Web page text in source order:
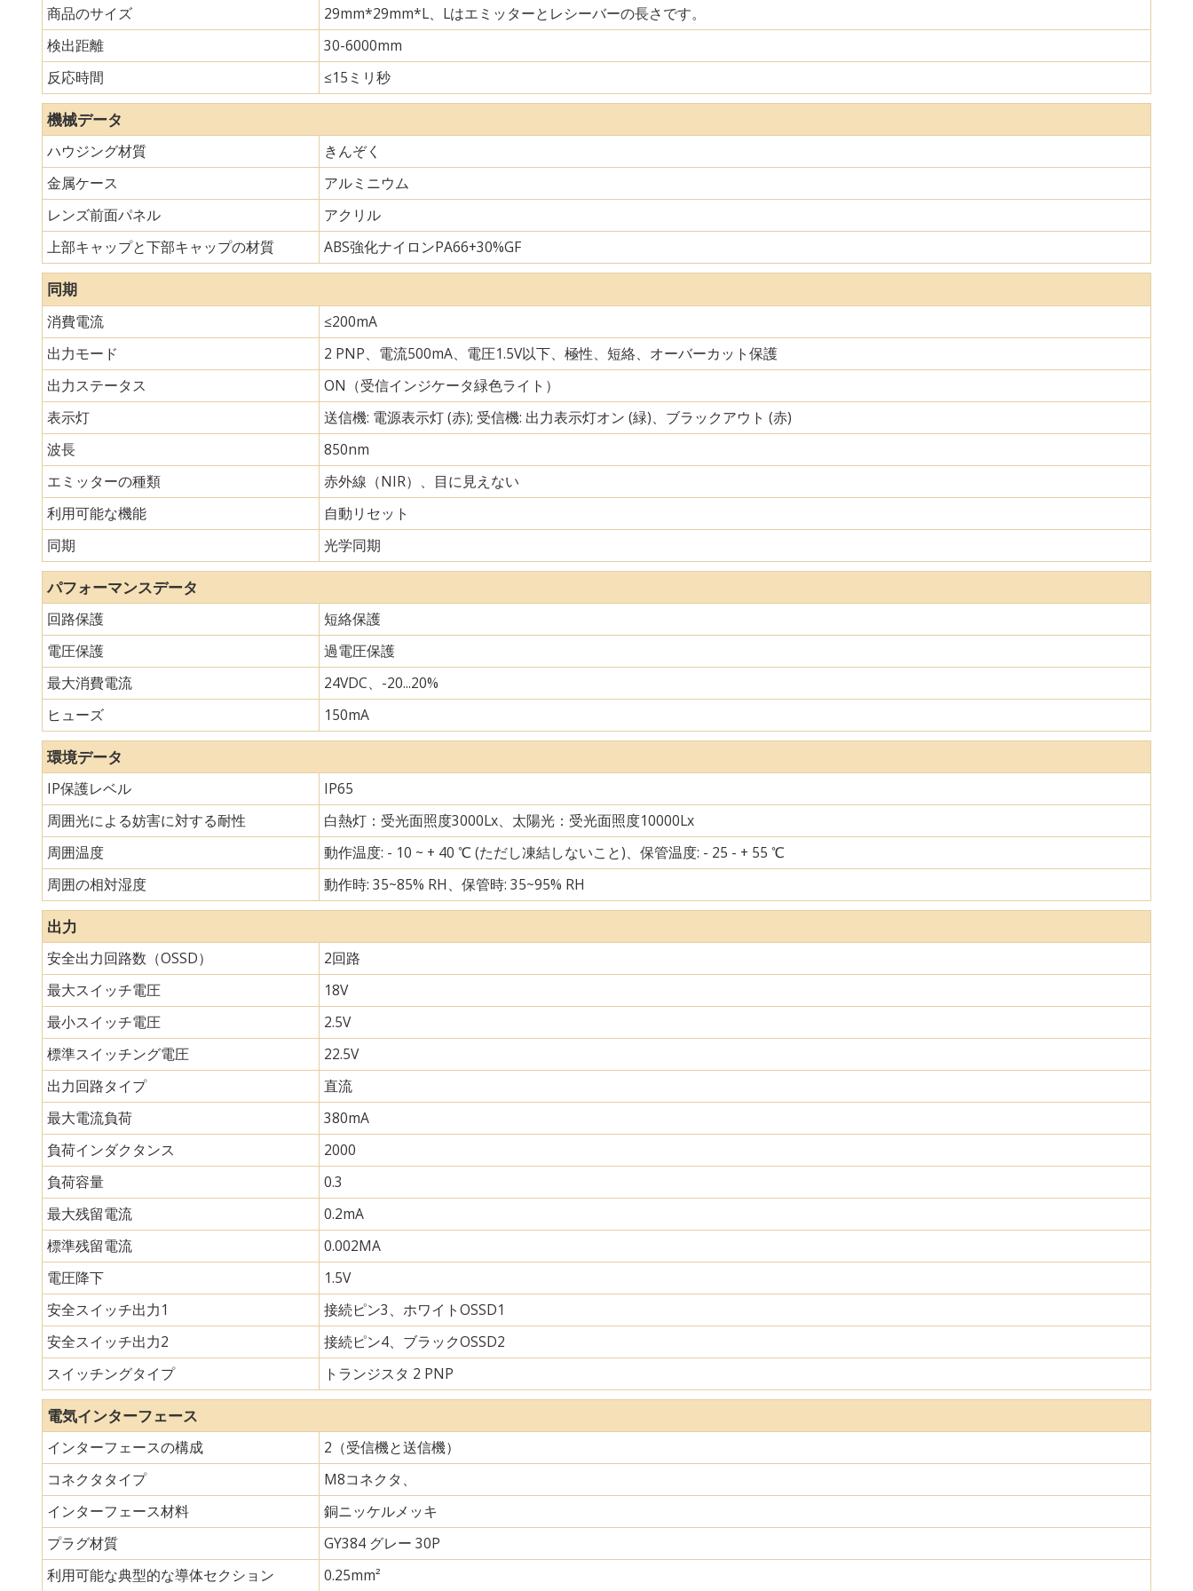
商品のサイズ
29mm*29mm*L、Lはエミッターとレシーバーの長さです。
検出距離
30-6000mm
反応時間
≤15ミリ秒
機械データ
ハウジング材質
きんぞく
金属ケース
アルミニウム
レンズ前面パネル
アクリル
上部キャップと下部キャップの材質
ABS強化ナイロンPA66+30%GF
同期
消費電流
≤200mA
出力モード
2 PNP、電流500mA、電圧1.5V以下、極性、短絡、オーバーカット保護
出力ステータス
ON（受信インジケータ緑色ライト）
表示灯
送信機: 電源表示灯 (赤); 受信機: 出力表示灯オン (緑)、ブラックアウト (赤)
波長
850nm
エミッターの種類
赤外線（NIR）、目に見えない
利用可能な機能
自動リセット
同期
光学同期
パフォーマンスデータ
回路保護
短絡保護
電圧保護
過電圧保護
最大消費電流
24VDC、-20...20%
ヒューズ
150mA
環境データ
IP保護レベル
IP65
周囲光による妨害に対する耐性
白熱灯：受光面照度3000Lx、太陽光：受光面照度10000Lx
周囲温度
動作温度: - 10 ~ + 40 ℃ (ただし凍結しないこと)、保管温度: - 25 - + 55 ℃
周囲の相対湿度
動作時: 35~85% RH、保管時: 35~95% RH
出力
安全出力回路数（OSSD）
2回路
最大スイッチ電圧
18V
最小スイッチ電圧
2.5V
標準スイッチング電圧
22.5V
出力回路タイプ
直流
最大電流負荷
380mA
負荷インダクタンス
2000
負荷容量
0.3
最大残留電流
0.2mA
標準残留電流
0.002MA
電圧降下
1.5V
安全スイッチ出力1
接続ピン3、ホワイトOSSD1
安全スイッチ出力2
接続ピン4、ブラックOSSD2
スイッチングタイプ
トランジスタ 2 PNP
電気インターフェース
インターフェースの構成
2（受信機と送信機）
コネクタタイプ
M8コネクタ、
インターフェース材料
銅ニッケルメッキ
プラグ材質
GY384 グレー 30P
利用可能な典型的な導体セクション
0.25mm²